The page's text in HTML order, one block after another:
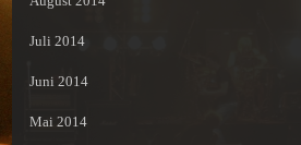
Juli 2014
Juni 2014
Mai 2014